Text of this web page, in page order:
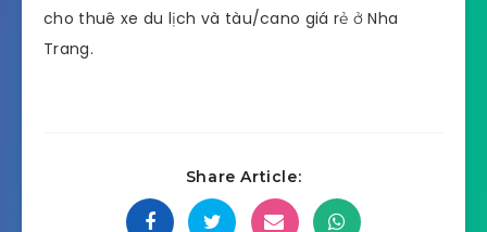
cho thuê xe du lịch và tàu/cano giá rẻ ở Nha
Trang.
Share Article: